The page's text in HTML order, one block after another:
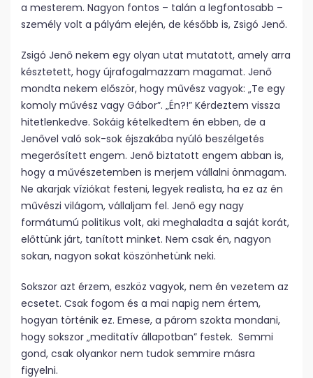
a mesterem. Nagyon fontos – talán a legfontosabb –
személy volt a pályám elején, de később is, Zsigó Jenő.
Zsigó Jenő nekem egy olyan utat mutatott, amely arra
késztetett, hogy újrafogalmazzam magamat. Jenő
mondta nekem először, hogy művész vagyok: „Te egy
komoly művész vagy Gábor”. „Én?!” Kérdeztem vissza
hitetlenkedve. Sokáig kételkedtem én ebben, de a
Jenővel való sok-sok éjszakába nyúló beszélgetés
megerősített engem. Jenő biztatott engem abban is,
hogy a művészetemben is merjem vállalni önmagam.
Ne akarjak víziókat festeni, legyek realista, ha ez az én
művészi világom, vállaljam fel. Jenő egy nagy
formátumú politikus volt, aki meghaladta a saját korát,
előttünk járt, tanított minket. Nem csak én, nagyon
sokan, nagyon sokat köszönhetünk neki.
Sokszor azt érzem, eszköz vagyok, nem én vezetem az
ecsetet. Csak fogom és a mai napig nem értem,
hogyan történik ez. Emese, a párom szokta mondani,
hogy sokszor „meditatív állapotban” festek. Semmi
gond, csak olyankor nem tudok semmire másra
figyelni.